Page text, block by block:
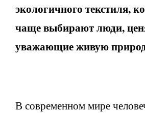
экологичного текстиля,
чаще выбирают люди,
уважающие живую
В современном мире